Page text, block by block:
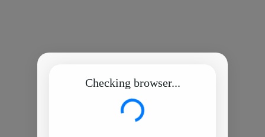
Checking browser...